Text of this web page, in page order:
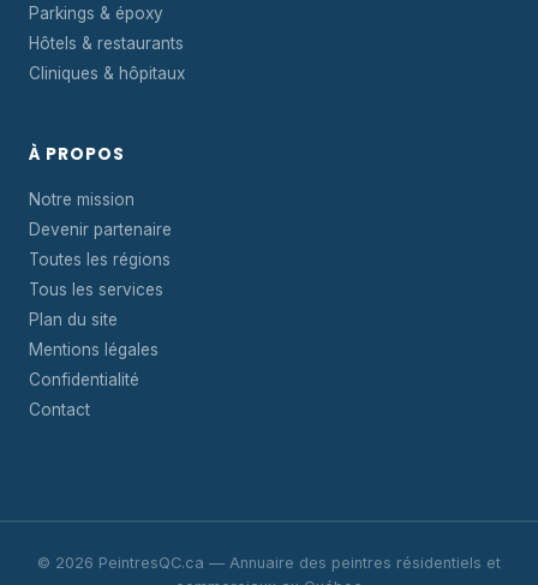
Parkings & époxy
Hôtels & restaurants
Cliniques & hôpitaux
À PROPOS
Notre mission
Devenir partenaire
Toutes les régions
Tous les services
Plan du site
Mentions légales
Confidentialité
Contact
© 2026 PeintresQC.ca — Annuaire des peintres résidentiels et